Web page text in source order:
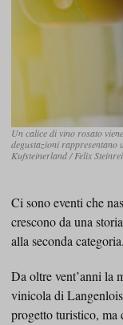
Un calice di vino rosato
degustazioni rappresentano
Kufsteinerland / Felix
Ci sono eventi che
crescono da una
alla seconda categoria.
Da oltre vent’anni la
vinicola di
progetto turistico,